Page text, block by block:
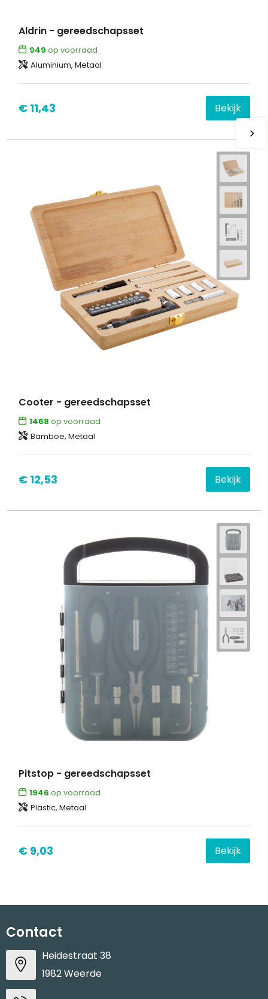
Aldrin - gereedschapsset
949 op voorraad
Aluminium, Metaal
€ 11,43 Bekijk
Cooter - gereedschapsset
1468 op voorraad
Bamboe, Metaal
€ 12,53 Bekijk
Pitstop - gereedschapsset
1946 op voorraad
Plastic, Metaal
€ 9,03 Bekijk
Contact
Heidestraat 38
1982 Weerde